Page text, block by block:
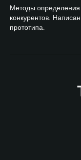
Методы определения
конкурентов.
прототипа.